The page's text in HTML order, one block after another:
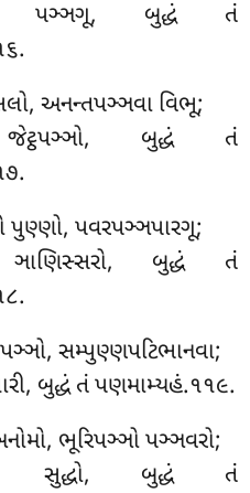
પઞ્ઞગૂ, બુદ્ધં તં
અનન્તપઞ્ઞવા વિભૂ;
જેટ્ઠપઞ્ઞો, બુદ્ધં તં
પુણ્ણો, પવરપઞ્ઞપારગૂ;
ઞાણિસ્સરો, બુદ્ધં તં
સમ્પુણ્ણપટિભાનવા;
બુદ્ધં તં પણમામ્યહં.૧૧૯.
ભૂરિપઞ્ઞો પઞ્ઞવરો;
સુદ્ધો, બુદ્ધં તં